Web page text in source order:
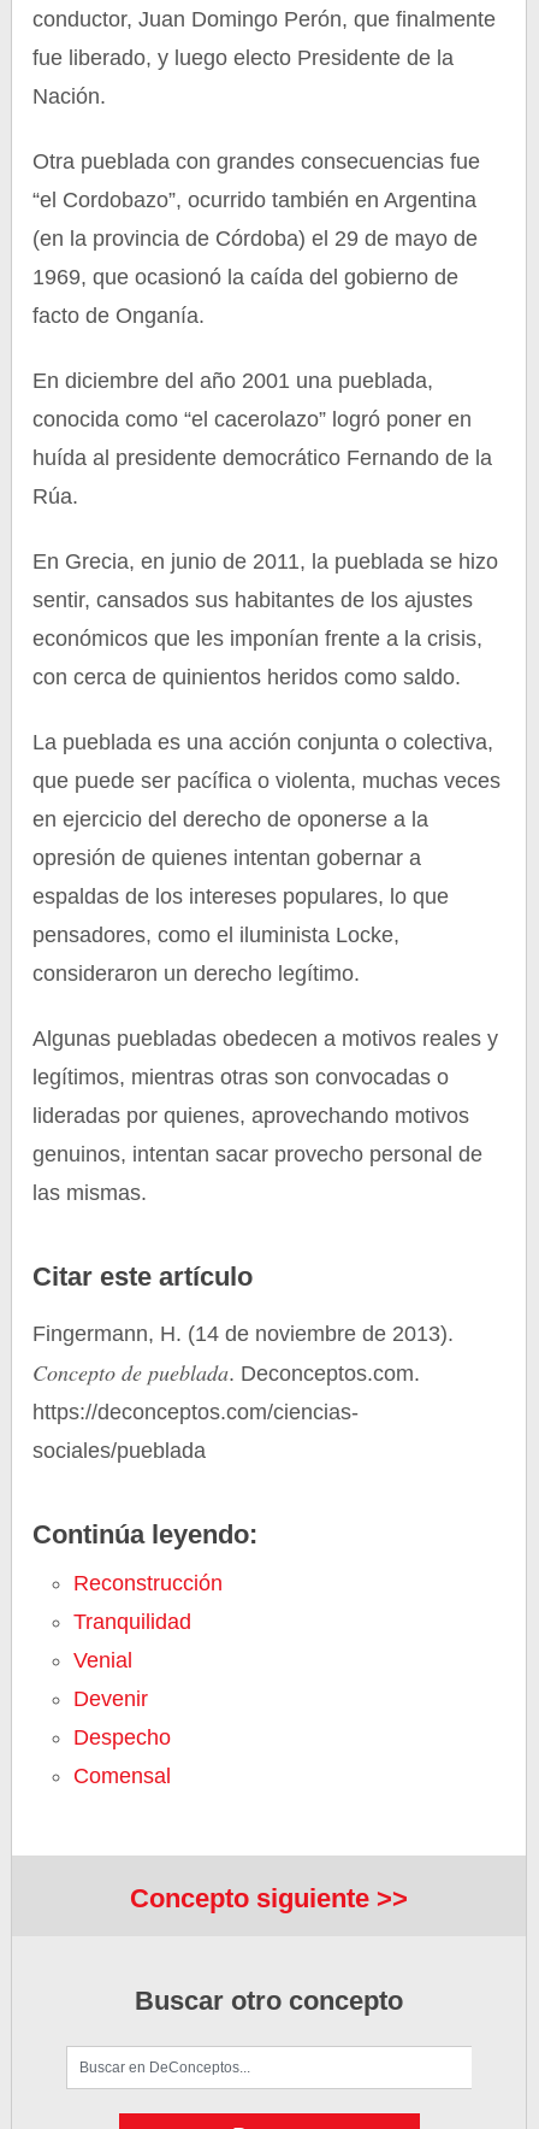
conductor, Juan Domingo Perón, que finalmente
fue liberado, y luego electo Presidente de la
Nación.
Otra pueblada con grandes consecuencias fue
“el Cordobazo”, ocurrido también en Argentina
(en la provincia de Córdoba) el 29 de mayo de
1969, que ocasionó la caída del gobierno de
facto de Onganía.
En diciembre del año 2001 una pueblada,
conocida como “el cacerolazo” logró poner en
huída al presidente democrático Fernando de la
Rúa.
En Grecia, en junio de 2011, la pueblada se hizo
sentir, cansados sus habitantes de los ajustes
económicos que les imponían frente a la crisis,
con cerca de quinientos heridos como saldo.
La pueblada es una acción conjunta o colectiva,
que puede ser pacífica o violenta, muchas veces
en ejercicio del derecho de oponerse a la
opresión de quienes intentan gobernar a
espaldas de los intereses populares, lo que
pensadores, como el iluminista Locke,
consideraron un derecho legítimo.
Algunas puebladas obedecen a motivos reales y
legítimos, mientras otras son convocadas o
lideradas por quienes, aprovechando motivos
genuinos, intentan sacar provecho personal de
las mismas.
Citar este artículo
Fingermann, H. (14 de noviembre de 2013).
Concepto de pueblada. Deconceptos.com.
https://deconceptos.com/ciencias-
sociales/pueblada
Continúa leyendo:
Reconstrucción
Tranquilidad
Venial
Devenir
Despecho
Comensal
Concepto siguiente >>
Buscar otro concepto